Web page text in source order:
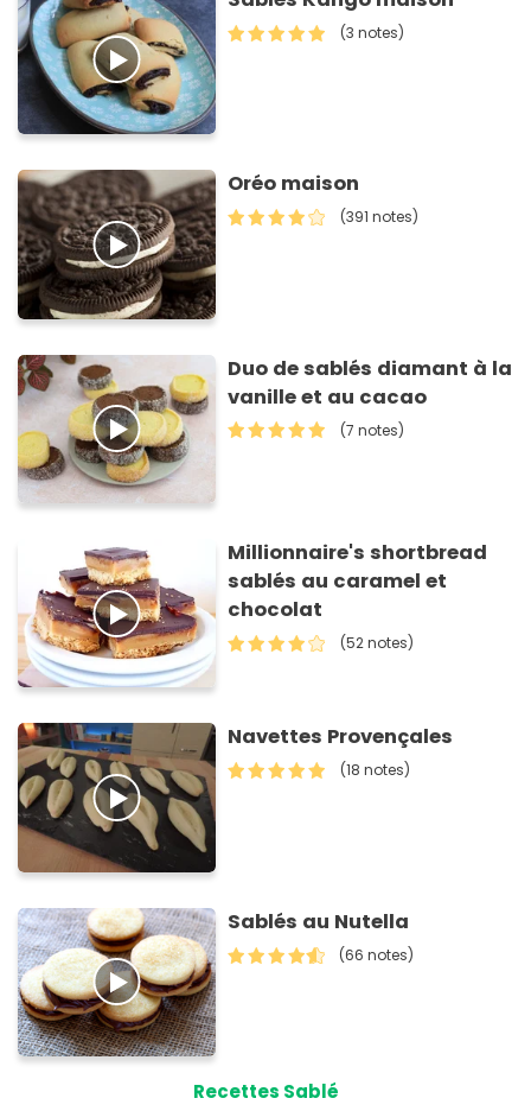
(3 notes)
Oréo maison
(391 notes)
Duo de sablés diamant à la
vanille et au cacao
(7 notes)
Millionnaire's shortbread
sablés au caramel et
chocolat
(52 notes)
Navettes Provençales
(18 notes)
Sablés au Nutella
(66 notes)
Recettes Sablé